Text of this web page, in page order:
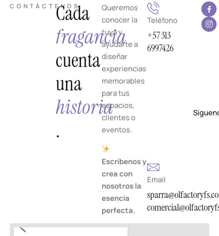
CONTÁCTENOS
Cada
fragancia
cuenta
una
historia
.
Queremos
conocer la
tuya y
ayudarte a
diseñar
experiencias
memorables
para tus
espacios,
clientes o
eventos.
Escríbenos y
crea con
nosotros la
esencia
perfecta.
Teléfono
+57 313
6997426
Email